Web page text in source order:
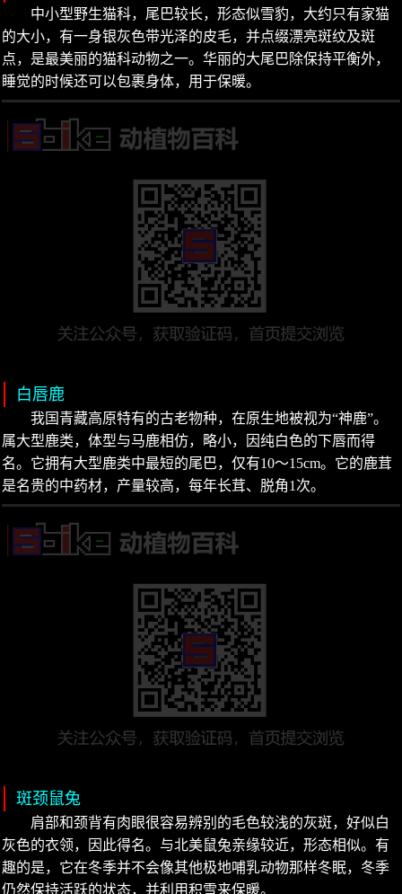
中小型野生猫科，尾巴较长，形态似雪豹，大约只有家猫
的大小，有一身银灰色带光泽的皮毛，并点缀漂亮斑纹及斑
点，是最美丽的猫科动物之一。华丽的大尾巴除保持平衡外，
睡觉的时候还可以包裹身体，用于保暖。
白唇鹿
我国青藏高原特有的古老物种，在原生地被视为“神鹿”。
属大型鹿类，体型与马鹿相仿，略小，因纯白色的下唇而得
名。它拥有大型鹿类中最短的尾巴，仅有10～15cm。它的鹿茸
是名贵的中药材，产量较高，每年长茸、脱角1次。
斑颈鼠兔
肩部和颈背有肉眼很容易辨别的毛色较浅的灰斑，好似白
灰色的衣领，因此得名。与北美鼠兔亲缘较近，形态相似。有
趣的是，它在冬季并不会像其他极地哺乳动物那样冬眠，冬季
仍然保持活跃的状态，并利用积雪来保暖。